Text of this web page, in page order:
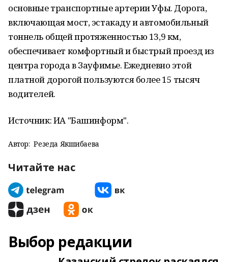
основные транспортные артерии Уфы. Дорога,
включающая мост, эстакаду и автомобильный
тоннель общей протяженностью 13,9 км,
обеспечивает комфортный и быстрый проезд из
центра города в Зауфимье. Ежедневно этой
платной дорогой пользуются более 15 тысяч
водителей.
Источник: ИА "Башинформ".
Автор: Резеда Якшибаева
Читайте нас
Выбор редакции